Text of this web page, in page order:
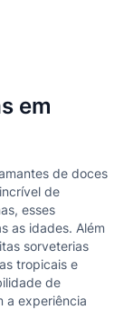
em
de doces
de
esses
as idades. Além
sorveterias
tropicais e
de
a experiência